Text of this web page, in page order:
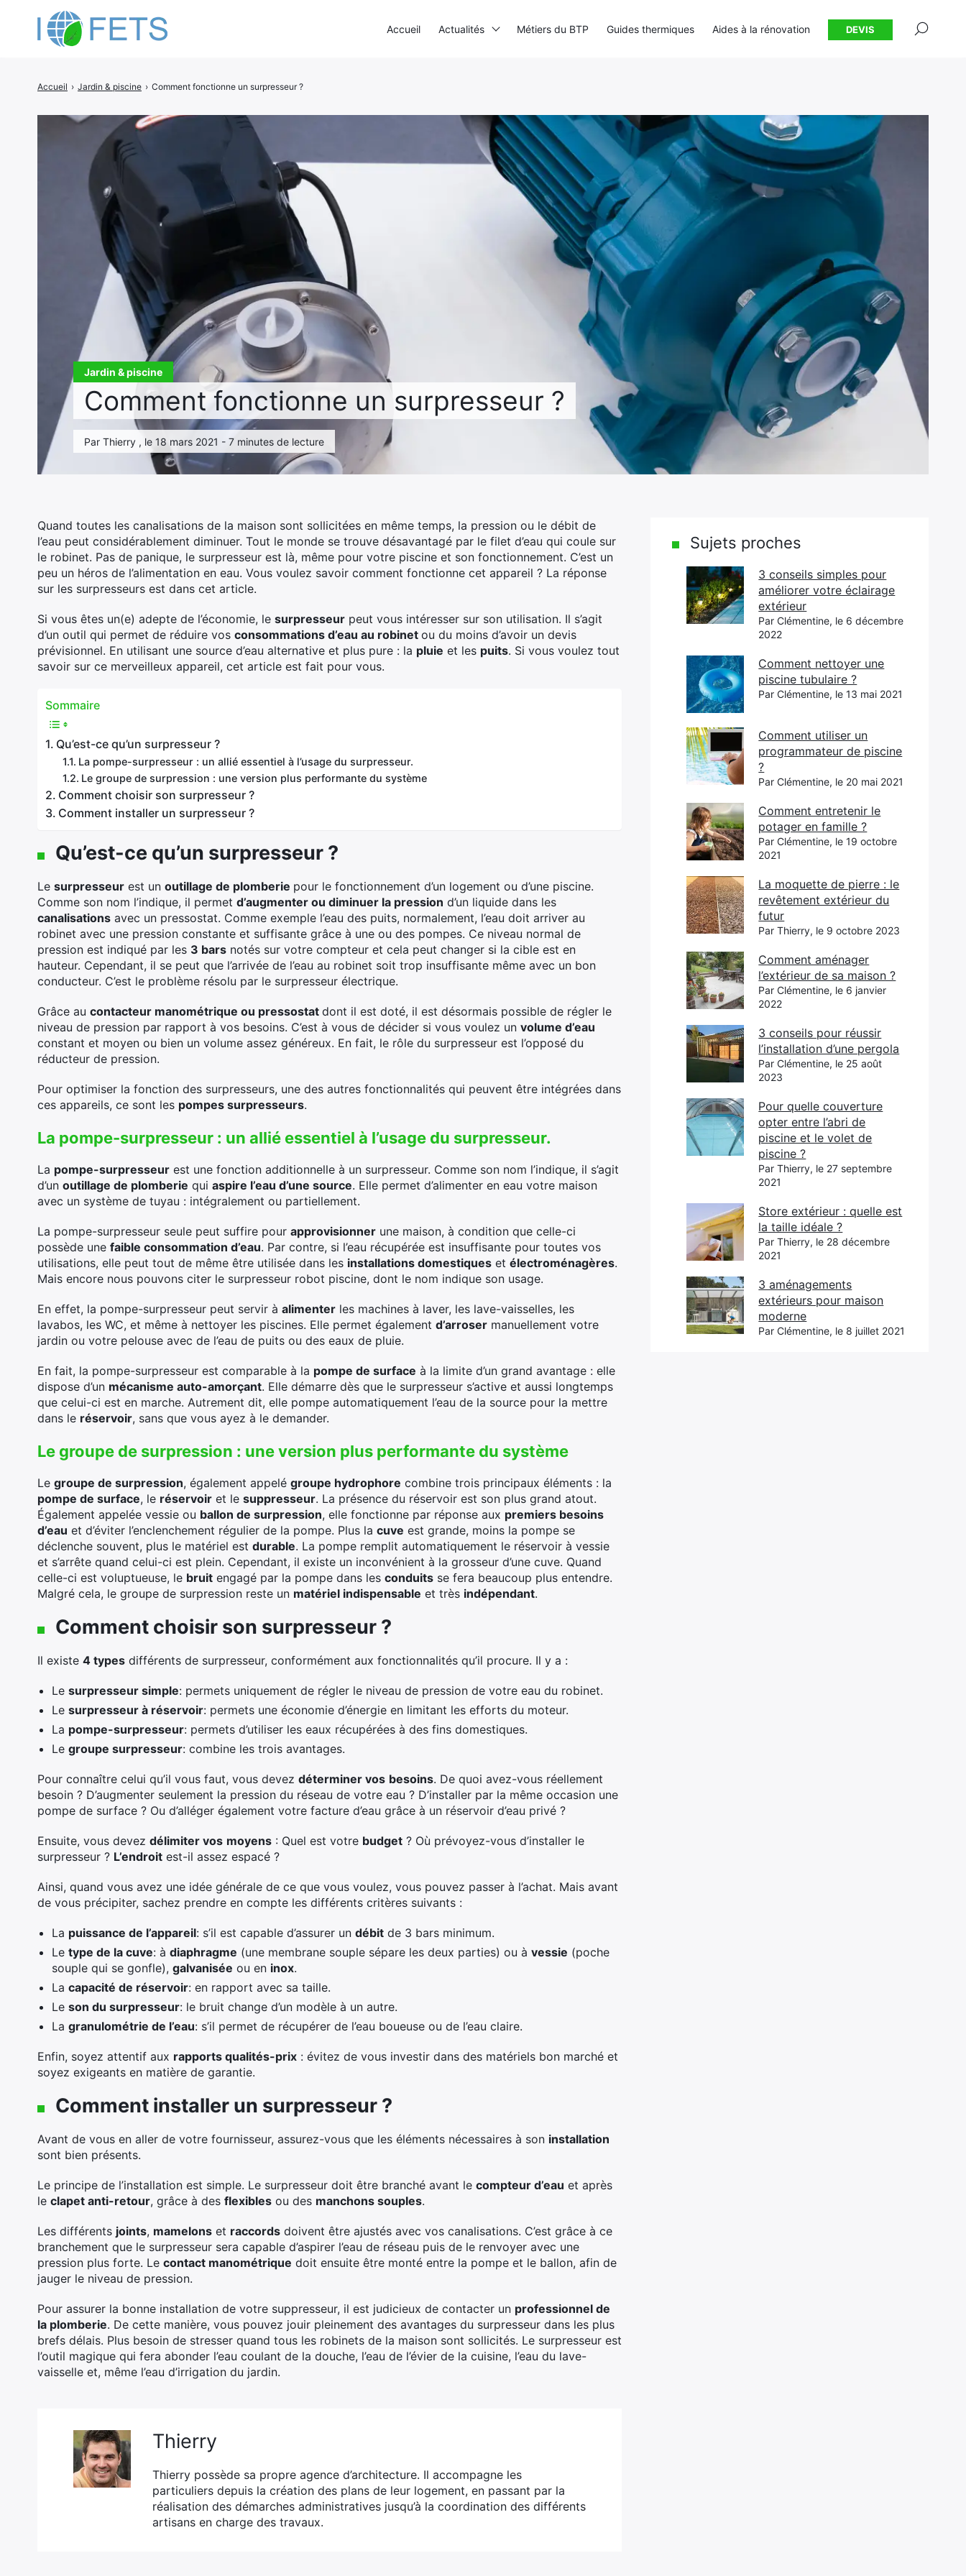
Jardin & piscine
Comment fonctionne un surpresseur ?
Par Thierry , le 18 mars 2021 - 7 minutes de lecture
Accueil › Jardin & piscine › Comment fonctionne un surpresseur ?
Quand toutes les canalisations de la maison sont sollicitées en même temps, la pression ou le débit de
l’eau peut considérablement diminuer. Tout le monde se trouve désavantagé par le filet d’eau qui coule sur
le robinet. Pas de panique, le surpresseur est là, même pour votre piscine et son fonctionnement. C’est un
peu un héros de l’alimentation en eau. Vous voulez savoir comment fonctionne cet appareil ? La réponse
sur les surpresseurs est dans cet article.
Si vous êtes un(e) adepte de l’économie, le surpresseur peut vous intéresser sur son utilisation. Il s’agit
d’un outil qui permet de réduire vos consommations d’eau au robinet ou du moins d’avoir un devis
prévisionnel. En utilisant une source d’eau alternative et plus pure : la pluie et les puits. Si vous voulez tout
savoir sur ce merveilleux appareil, cet article est fait pour vous.
Sommaire
Qu’est-ce qu’un surpresseur ?
La pompe-surpresseur : un allié essentiel à l’usage du surpresseur.
Le groupe de surpression : une version plus performante du système
Comment choisir son surpresseur ?
Comment installer un surpresseur ?
Qu’est-ce qu’un surpresseur ?
Le surpresseur est un outillage de plomberie pour le fonctionnement d’un logement ou d’une piscine.
Comme son nom l’indique, il permet d’augmenter ou diminuer la pression d’un liquide dans les
canalisations avec un pressostat. Comme exemple l’eau des puits, normalement, l’eau doit arriver au
robinet avec une pression constante et suffisante grâce à une ou des pompes. Ce niveau normal de
pression est indiqué par les 3 bars notés sur votre compteur et cela peut changer si la cible est en
hauteur. Cependant, il se peut que l’arrivée de l’eau au robinet soit trop insuffisante même avec un bon
conducteur. C’est le problème résolu par le surpresseur électrique.
Grâce au contacteur manométrique ou pressostat dont il est doté, il est désormais possible de régler le
niveau de pression par rapport à vos besoins. C’est à vous de décider si vous voulez un volume d’eau
constant et moyen ou bien un volume assez généreux. En fait, le rôle du surpresseur est l’opposé du
réducteur de pression.
Pour optimiser la fonction des surpresseurs, une des autres fonctionnalités qui peuvent être intégrées dans
ces appareils, ce sont les pompes surpresseurs.
La pompe-surpresseur : un allié essentiel à l’usage du surpresseur.
La pompe-surpresseur est une fonction additionnelle à un surpresseur. Comme son nom l’indique, il s’agit
d’un outillage de plomberie qui aspire l’eau d’une source. Elle permet d’alimenter en eau votre maison
avec un système de tuyau : intégralement ou partiellement.
La pompe-surpresseur seule peut suffire pour approvisionner une maison, à condition que celle-ci
possède une faible consommation d’eau. Par contre, si l’eau récupérée est insuffisante pour toutes vos
utilisations, elle peut tout de même être utilisée dans les installations domestiques et électroménagères.
Mais encore nous pouvons citer le surpresseur robot piscine, dont le nom indique son usage.
En effet, la pompe-surpresseur peut servir à alimenter les machines à laver, les lave-vaisselles, les
lavabos, les WC, et même à nettoyer les piscines. Elle permet également d’arroser manuellement votre
jardin ou votre pelouse avec de l’eau de puits ou des eaux de pluie.
En fait, la pompe-surpresseur est comparable à la pompe de surface à la limite d’un grand avantage : elle
dispose d’un mécanisme auto-amorçant. Elle démarre dès que le surpresseur s’active et aussi longtemps
que celui-ci est en marche. Autrement dit, elle pompe automatiquement l’eau de la source pour la mettre
dans le réservoir, sans que vous ayez à le demander.
Le groupe de surpression : une version plus performante du système
Le groupe de surpression, également appelé groupe hydrophore combine trois principaux éléments : la
pompe de surface, le réservoir et le suppresseur. La présence du réservoir est son plus grand atout.
Également appelée vessie ou ballon de surpression, elle fonctionne par réponse aux premiers besoins
d’eau et d’éviter l’enclenchement régulier de la pompe. Plus la cuve est grande, moins la pompe se
déclenche souvent, plus le matériel est durable. La pompe remplit automatiquement le réservoir à vessie
et s’arrête quand celui-ci est plein. Cependant, il existe un inconvénient à la grosseur d’une cuve. Quand
celle-ci est voluptueuse, le bruit engagé par la pompe dans les conduits se fera beaucoup plus entendre.
Malgré cela, le groupe de surpression reste un matériel indispensable et très indépendant.
Comment choisir son surpresseur ?
Il existe 4 types différents de surpresseur, conformément aux fonctionnalités qu’il procure. Il y a :
Le surpresseur simple: permets uniquement de régler le niveau de pression de votre eau du robinet.
Le surpresseur à réservoir: permets une économie d’énergie en limitant les efforts du moteur.
La pompe-surpresseur: permets d’utiliser les eaux récupérées à des fins domestiques.
Le groupe surpresseur: combine les trois avantages.
Pour connaître celui qu’il vous faut, vous devez déterminer vos besoins. De quoi avez-vous réellement
besoin ? D’augmenter seulement la pression du réseau de votre eau ? D’installer par la même occasion une
pompe de surface ? Ou d’alléger également votre facture d’eau grâce à un réservoir d’eau privé ?
Ensuite, vous devez délimiter vos moyens : Quel est votre budget ? Où prévoyez-vous d’installer le
surpresseur ? L’endroit est-il assez espacé ?
Ainsi, quand vous avez une idée générale de ce que vous voulez, vous pouvez passer à l’achat. Mais avant
de vous précipiter, sachez prendre en compte les différents critères suivants :
La puissance de l’appareil: s’il est capable d’assurer un débit de 3 bars minimum.
Le type de la cuve: à diaphragme (une membrane souple sépare les deux parties) ou à vessie (poche
souple qui se gonfle), galvanisée ou en inox.
La capacité de réservoir: en rapport avec sa taille.
Le son du surpresseur: le bruit change d’un modèle à un autre.
La granulométrie de l’eau: s’il permet de récupérer de l’eau boueuse ou de l’eau claire.
Enfin, soyez attentif aux rapports qualités-prix : évitez de vous investir dans des matériels bon marché et
soyez exigeants en matière de garantie.
Comment installer un surpresseur ?
Avant de vous en aller de votre fournisseur, assurez-vous que les éléments nécessaires à son installation
sont bien présents.
Le principe de l’installation est simple. Le surpresseur doit être branché avant le compteur d’eau et après
le clapet anti-retour, grâce à des flexibles ou des manchons souples.
Les différents joints, mamelons et raccords doivent être ajustés avec vos canalisations. C’est grâce à ce
branchement que le surpresseur sera capable d’aspirer l’eau de réseau puis de le renvoyer avec une
pression plus forte. Le contact manométrique doit ensuite être monté entre la pompe et le ballon, afin de
jauger le niveau de pression.
Pour assurer la bonne installation de votre suppresseur, il est judicieux de contacter un professionnel de
la plomberie. De cette manière, vous pouvez jouir pleinement des avantages du surpresseur dans les plus
brefs délais. Plus besoin de stresser quand tous les robinets de la maison sont sollicités. Le surpresseur est
l’outil magique qui fera abonder l’eau coulant de la douche, l’eau de l’évier de la cuisine, l’eau du lave-
vaisselle et, même l’eau d’irrigation du jardin.
Thierry
Thierry possède sa propre agence d’architecture. Il accompagne les
particuliers depuis la création des plans de leur logement, en passant par la
réalisation des démarches administratives jusqu’à la coordination des différents
artisans en charge des travaux.
Sujets proches
3 conseils simples pour
améliorer votre éclairage
extérieur
Par Clémentine, le 6 décembre
2022
Comment nettoyer une
piscine tubulaire ?
Par Clémentine, le 13 mai 2021
Comment utiliser un
programmateur de piscine
?
Par Clémentine, le 20 mai 2021
Comment entretenir le
potager en famille ?
Par Clémentine, le 19 octobre
2021
La moquette de pierre : le
revêtement extérieur du
futur
Par Thierry, le 9 octobre 2023
Comment aménager
l’extérieur de sa maison ?
Par Clémentine, le 6 janvier
2022
3 conseils pour réussir
l’installation d’une pergola
Par Clémentine, le 25 août
2023
Pour quelle couverture
opter entre l’abri de
piscine et le volet de
piscine ?
Par Thierry, le 27 septembre
2021
Store extérieur : quelle est
la taille idéale ?
Par Thierry, le 28 décembre
2021
3 aménagements
extérieurs pour maison
moderne
Par Clémentine, le 8 juillet 2021
Accueil Actualités Métiers du BTP Guides thermiques Aides à la rénovation DEVIS
Rechercher